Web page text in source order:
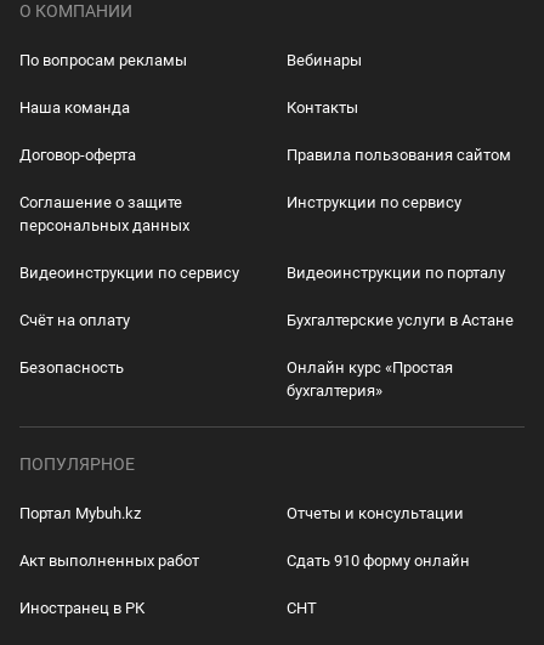
О КОМПАНИИ
По вопросам рекламы Вебинары
Наша команда Контакты
Договор-оферта Правила пользования сайтом
Соглашение о защите
персональных данных
Инструкции по сервису
Видеоинструкции по сервису Видеоинструкции по порталу
Счёт на оплату Бухгалтерские услуги в Астане
Безопасность
Онлайн курс «Простая
бухгалтерия»
ПОПУЛЯРНОЕ
Портал Mybuh.kz Отчеты и консультации
Акт выполненных работ Сдать 910 форму онлайн
Иностранец в РК СНТ